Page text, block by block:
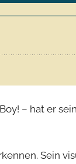
– hat er
Sein